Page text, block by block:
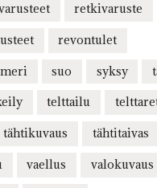
retkivaruste
revontulet
suo syksy
telttailu
tähtikuvaus tähtitaivas
vaellus valokuvaus